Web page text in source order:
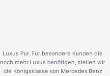
Luxus Pur. Für besondere Kunden die
noch mehr Luxus benötigen, stellen wir
die Königsklasse von Mercedes Benz